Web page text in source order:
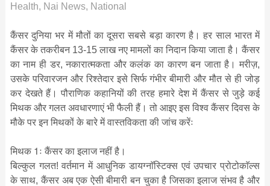
Health, Nai News, National
कैंसर दुनिया भर में मौतों का दूसरा सबसे बड़ा कारण है। हर साल भारत में
कैंसर के तकरीबन 13-15 लाख नए मामलों का निदान किया जाता है। कैंसर
का नाम ही डर, नकारात्मकता और कलंक का कारण बन जाता है। मरीज़,
उसके परिवारजन और रिश्तेदार इसे सिर्फ गंभीर बीमारी और मौत से ही जोड़
कर देखते हैं। पौराणिक कहानियों की तरह हमारे देश में कैंसर से जुड़े कई
मिथक और गलत अवधारणाएं भी फैली हैं। तो आइए इस विश्व कैंसर दिवस के
मौके पर इन मिथकों के बारे में वास्तविकता की जांच करेंः
मिथक 1ः कैंसर का इलाज नहीं है।
बिल्कुल गलत! वर्तमान में आधुनिक डायग्नाॅस्टिक्स एवं उपचार प्रोटोकाॅल्स
के साथ, कैंसर अब एक ऐसी बीमारी बन चुका है जिसका इलाज संभव है और